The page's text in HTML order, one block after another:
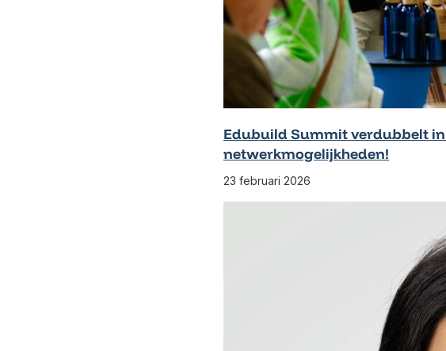
Edubuild Summit verdubbelt
netwerkmogelijkheden!
23 februari 2026